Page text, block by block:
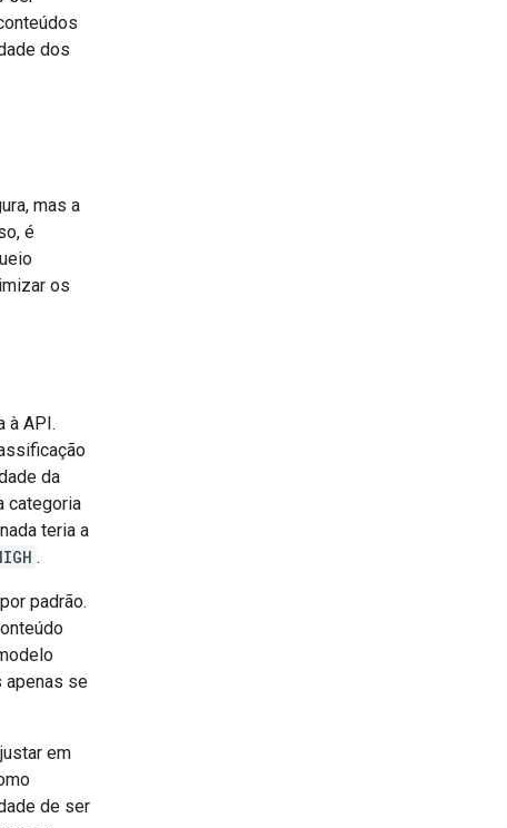
dos
mas a
é
os
à API.
da
categoria
teria a
.
por padrão.
apenas se
em
de ser